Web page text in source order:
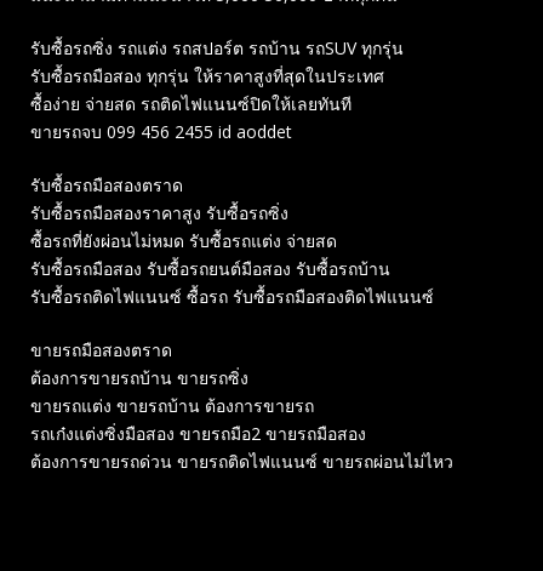
รับซื้อรถซิ่ง รถแต่ง รถสปอร์ต รถบ้าน รถSUV ทุกรุ่น
รับซื้อรถมือสอง ทุกรุ่น ให้ราคาสูงที่สุดในประเทศ
ซื้อง่าย จ่ายสด รถติดไฟแนนซ์ปิดให้เลยทันที
ขายรถจบ 099 456 2455 id aoddet
รับซื้อรถมือสองตราด
รับซื้อรถมือสองราคาสูง รับซื้อรถซิ่ง
ซื้อรถที่ยังผ่อนไม่หมด รับซื้อรถแต่ง จ่ายสด
รับซื้อรถมือสอง รับซื้อรถยนต์มือสอง รับซื้อรถบ้าน
รับซื้อรถติดไฟแนนซ์ ซื้อรถ รับซื้อรถมือสองติดไฟแนนซ์
ขายรถมือสองตราด
ต้องการขายรถบ้าน ขายรถซิ่ง
ขายรถแต่ง ขายรถบ้าน ต้องการขายรถ
รถเก๋งแต่งซิ่งมือสอง ขายรถมือ2 ขายรถมือสอง
ต้องการขายรถด่วน ขายรถติดไฟแนนซ์ ขายรถผ่อนไม่ไหว